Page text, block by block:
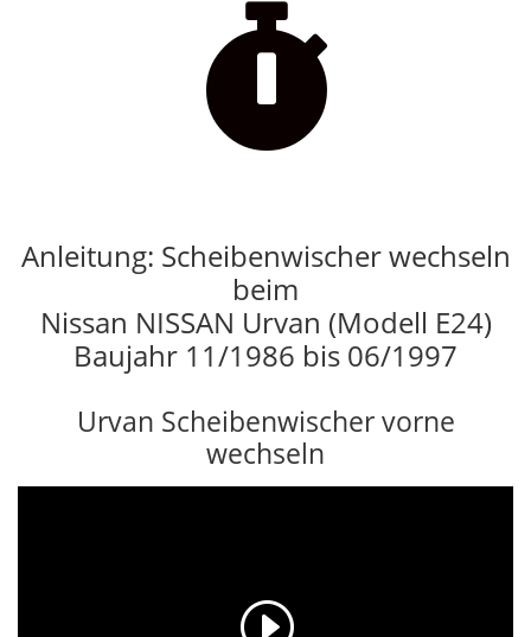

Anleitung: Scheibenwischer wechseln
beim
Nissan NISSAN Urvan (Modell E24)
Baujahr 11/1986 bis 06/1997
Urvan Scheibenwischer vorne
wechseln